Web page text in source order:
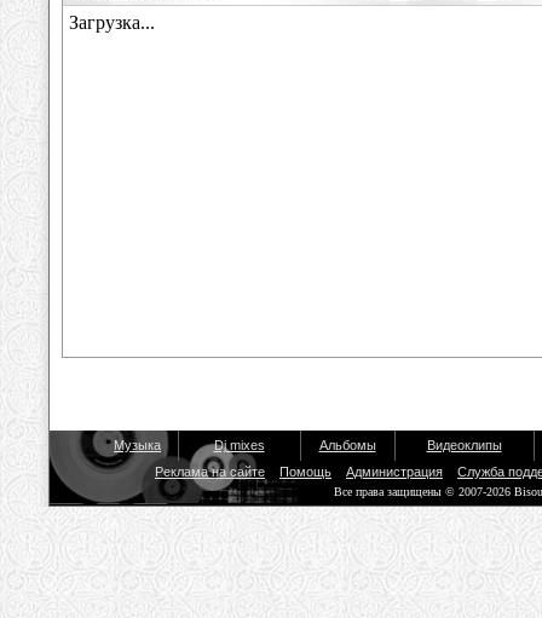
Музыка Dj mixes Альбомы
Видеоклипы
Реклама на сайте
Помощь Администрация Служба
Все права защищены © 2007-2026